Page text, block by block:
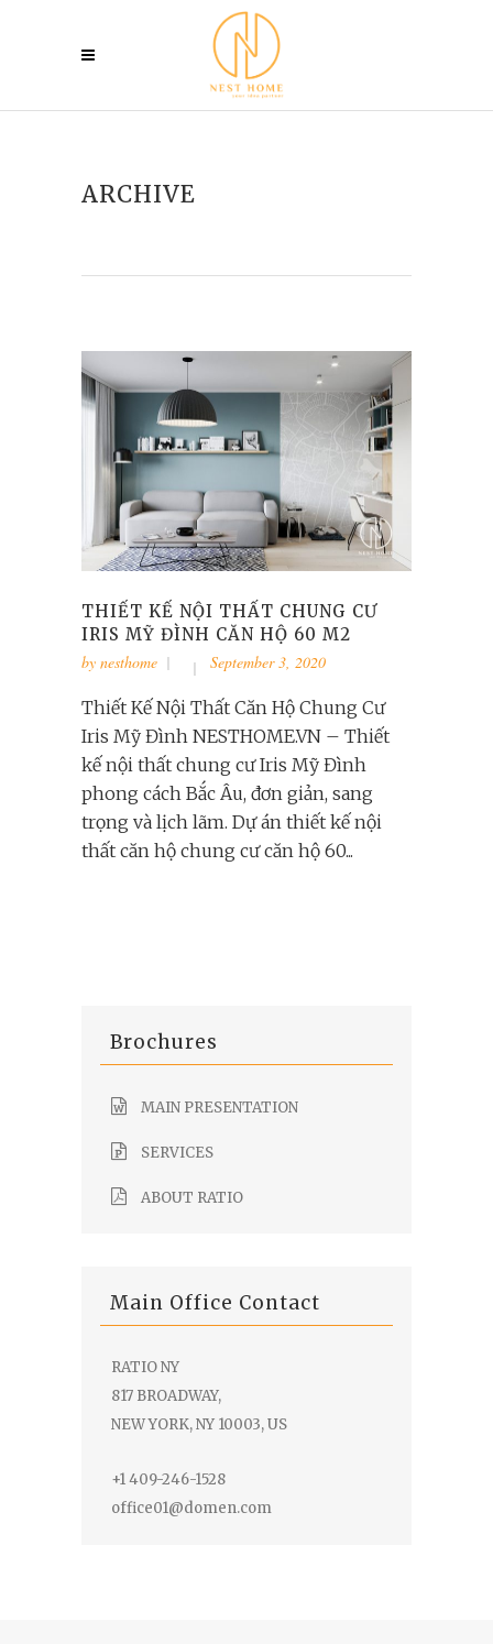
ARCHIVE
THIẾT KẾ NỘI THẤT CHUNG CƯ
IRIS MỸ ĐÌNH CĂN HỘ 60 M2
by nesthome September 3, 2020
Thiết Kế Nội Thất Căn Hộ Chung Cư
Iris Mỹ Đình NESTHOME.VN – Thiết
kế nội thất chung cư Iris Mỹ Đình
phong cách Bắc Âu, đơn giản, sang
trọng và lịch lãm. Dự án thiết kế nội
thất căn hộ chung cư căn hộ 60...
Brochures
MAIN PRESENTATION
SERVICES
ABOUT RATIO
Main Office Contact
RATIO NY
817 BROADWAY,
NEW YORK, NY 10003, US
+1 409-246-1528
office01@domen.com